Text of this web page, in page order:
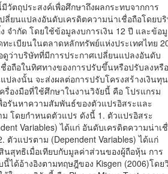
วัตถุประสงค์เพื่อศึกษาถึงผลกระทบจากการ
ลี่ยนแปลงอันดับเครดิตความน่าเชื่อถือโดยบ
จำกัด โดยใช้ข้อมูลงบการเงิน 12 ปี และข้อ
ะเบียนในตลาดหลักทรัพย์แห่งประเทศไทย
ดูว่าบริษัทที่มีการประกาศเปลี่ยนแปลงอันดับ
อถือในทิศทางของการปรับขึ้นหรือปรับลงหรือ
ปลงนั้น จะส่งผลต่อการปรับโครงสร้างเงินทุน
ครื่องมือที่ใช้ศึกษาในงานวิจัยนี้ คือ โปรแกรม
อรันหาความสัมพันธ์ของตัวแปรอิสระและ
โดยกำหนดตัวแปร ดังนี้ 1. ตัวแปรอิสระ
Variables) ได้แก่ อันดับเครดิตความน่าเ
ตัวแปรตาม (Dependent Variables) ได้แก่
สุทธิเมื่อเทียบกับมูลค่าส่วนของผู้ถือหุ้น การ
ได้อ้างอิงตามทฤษฎีของ Kisgen (2006)โดย